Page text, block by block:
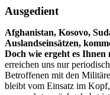
Ausgedient
Afghanistan, Kosovo,
Auslandseinsätzen,
Doch wie ergeht es Ihnen
erreichen uns nur
Betroffenen mit den
bleibt vom Einsatz im